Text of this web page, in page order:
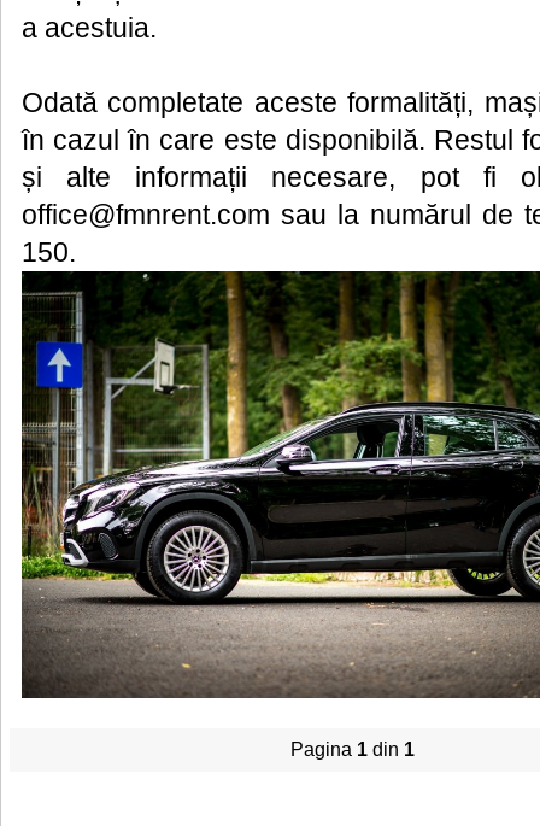
a acestuia.
Odată completate aceste formalități,
în cazul în care este disponibilă. Restul
și alte informații necesare, pot fi
office@fmnrent.com sau la numărul de
150.
Pagina 1 din 1